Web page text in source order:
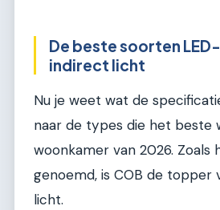
De beste soorten
indirect licht
Nu je weet wat de
naar de types die het beste
woonkamer van 2026. Zoals
genoemd, is COB de topper
licht.